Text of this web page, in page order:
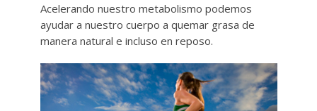
Acelerando nuestro metabolismo podemos
ayudar a nuestro cuerpo a quemar grasa de
manera natural e incluso en reposo.